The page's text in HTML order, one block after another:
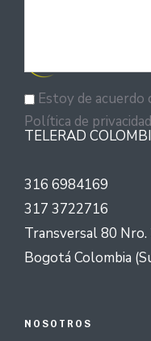
Estoy de acuerdo
Política de
TELERAD
316 6984169
317 3722716
Transversal 80
Bogotá Colombia
NOSOTROS